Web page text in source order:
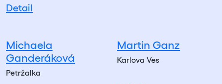
Detail
Michaela
Ganderáková
Petržalka
Martin Ganz
Karlova Ves